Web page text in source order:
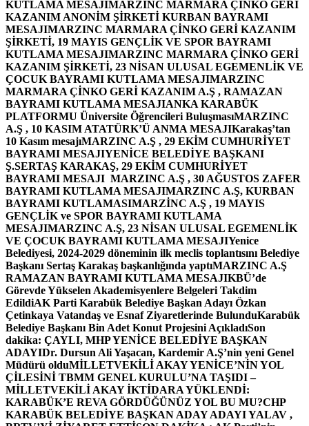
KUTLAMA MESAJIMARZINC MARMARA ÇİNKO GERİ
KAZANIM ANONİM ŞİRKETİ KURBAN BAYRAMI
MESAJIMARZINC MARMARA ÇİNKO GERİ KAZANIM
ŞİRKETİ, 19 MAYIS GENÇLİK VE SPOR BAYRAMI
KUTLAMA MESAJIMARZINC MARMARA ÇİNKO GERİ
KAZANIM ŞİRKETİ, 23 NİSAN ULUSAL EGEMENLİK VE
ÇOCUK BAYRAMI KUTLAMA MESAJIMARZINC
MARMARA ÇİNKO GERİ KAZANIM A.Ş , RAMAZAN
BAYRAMI KUTLAMA MESAJIANKA KARABÜK
PLATFORMU Üniversite Öğrencileri BuluşmasıMARZINC
A.Ş , 10 KASIM ATATÜRK’Ü ANMA MESAJIKarakaş’tan
10 Kasım mesajıMARZINC A.Ş , 29 EKİM CUMHURİYET
BAYRAMI MESAJIYENİCE BELEDİYE BAŞKANI
Ş.SERTAŞ KARAKAŞ, 29 EKİM CUMHURİYET
BAYRAMI MESAJI MARZINC A.Ş , 30 AĞUSTOS ZAFER
BAYRAMI KUTLAMA MESAJIMARZINC A.Ş, KURBAN
BAYRAMI KUTLAMASIMARZİNC A.Ş , 19 MAYIS
GENÇLİK ve SPOR BAYRAMI KUTLAMA
MESAJIMARZINC A.Ş, 23 NİSAN ULUSAL EGEMENLİK
VE ÇOCUK BAYRAMI KUTLAMA MESAJIYenice
Belediyesi, 2024-2029 döneminin ilk meclis toplantısını Belediye
Başkanı Sertaş Karakaş başkanlığında yaptıMARZINC A.Ş
RAMAZAN BAYRAMI KUTLAMA MESAJIKBÜ’de
Görevde Yükselen Akademisyenlere Belgeleri Takdim
EdildiAK Parti Karabük Belediye Başkan Adayı Özkan
Çetinkaya Vatandaş ve Esnaf Ziyaretlerinde BulunduKarabük
Belediye Başkanı Bin Adet Konut Projesini AçıkladıSon
dakika: ÇAYLI, MHP YENİCE BELEDİYE BAŞKAN
ADAYIDr. Dursun Ali Yaşacan, Kardemir A.Ş’nin yeni Genel
Müdürü olduMİLLETVEKİLİ AKAY YENİCE’NİN YOL
ÇİLESİNİ TBMM GENEL KURULU’NA TAŞIDI –
MİLLETVEKİLİ AKAY İKTİDARA YÜKLENDİ:
KARABÜK’E REVA GÖRDÜĞÜNÜZ YOL BU MU?CHP
KARABÜK BELEDİYE BAŞKAN ADAY ADAYI YALAV ,